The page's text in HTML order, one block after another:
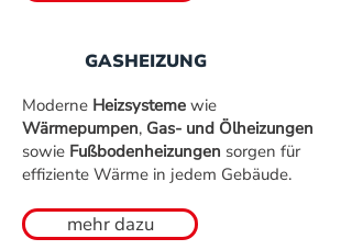
GASHEIZUNG
Moderne Heizsysteme wie
Wärmepumpen, Gas- und Ölheizungen
sowie Fußbodenheizungen sorgen für
effiziente Wärme in jedem Gebäude.
mehr dazu